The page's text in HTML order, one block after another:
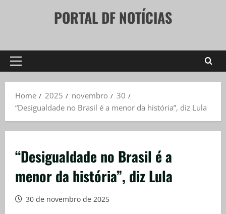
PORTAL DF NOTÍCIAS
Primary
Home
2025 novembro
30
“Desigualdade no Brasil é a menor da história”, diz Lula
“Desigualdade no Brasil é a
menor da história”, diz Lula
30 de novembro de 2025